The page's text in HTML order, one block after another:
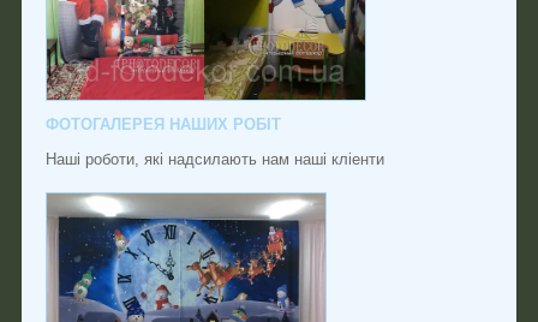
ФОТОГАЛЕРЕЯ НАШИХ РОБІТ
Наші роботи, які надсилають нам наші кліенти